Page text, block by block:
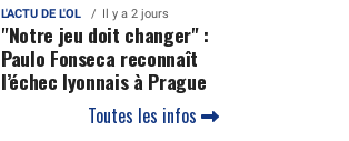
L'ACTU DE L'OL Il y a 2 jours
"Notre jeu doit changer" :
Paulo Fonseca reconnaît
l’échec lyonnais à Prague
Toutes les infos